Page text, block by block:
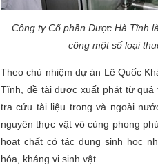
Công ty Cổ phần Dược Hà Tĩnh
công một số loại
Theo chủ nhiệm dự án Lê Quốc
Tĩnh, đề tài được xuất phát từ
tra cứu tài liệu trong và ngoài
nguyên thực vật vô cùng phong
hoạt chất có tác dụng sinh học
hóa, kháng vi sinh vật...